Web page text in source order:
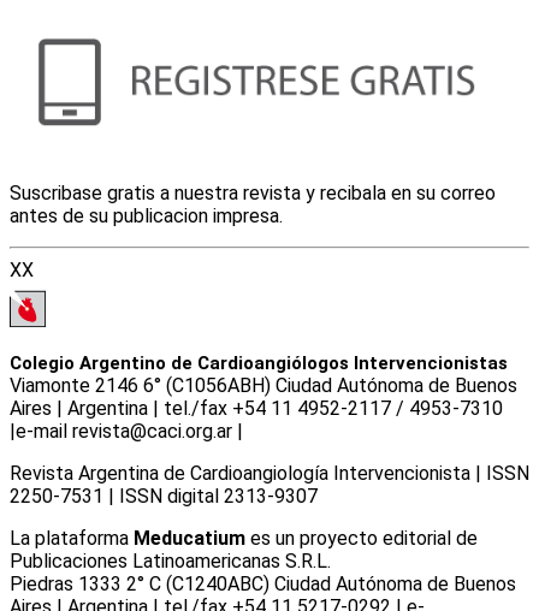
Suscribase gratis a nuestra revista y recibala en su correo
antes de su publicacion impresa.
XX
Colegio Argentino de Cardioangiólogos Intervencionistas
Viamonte 2146 6° (C1056ABH) Ciudad Autónoma de Buenos
Aires | Argentina | tel./fax +54 11 4952-2117 / 4953-7310
|e-mail revista@caci.org.ar |
Revista Argentina de Cardioangiologí­a Intervencionista | ISSN
2250-7531 | ISSN digital 2313-9307
La plataforma Meducatium es un proyecto editorial de
Publicaciones Latinoamericanas S.R.L.
Piedras 1333 2° C (C1240ABC) Ciudad Autónoma de Buenos